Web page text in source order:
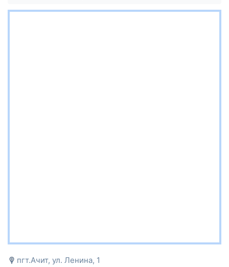
пгт.Ачит, ул. Ленина, 1